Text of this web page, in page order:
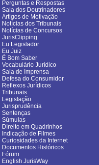
Perguntas e Respostas
Sala dos Doutrinadores
Artigos de Motivação
Notícias dos Tribunais
Notícias de Concursos
JurisClipping
Eu Legislador
Eu Juiz
É Bom Saber
Vocabulário Jurídico
Sala de Imprensa
Defesa do Consumidor
Reflexos Jurídicos
Tribunais
Legislação
Jurisprudência
Sentenças
Súmulas
Direito em Quadrinhos
Indicação de Filmes
Curiosidades da Internet
Documentos Históricos
Fórum
English JurisWay